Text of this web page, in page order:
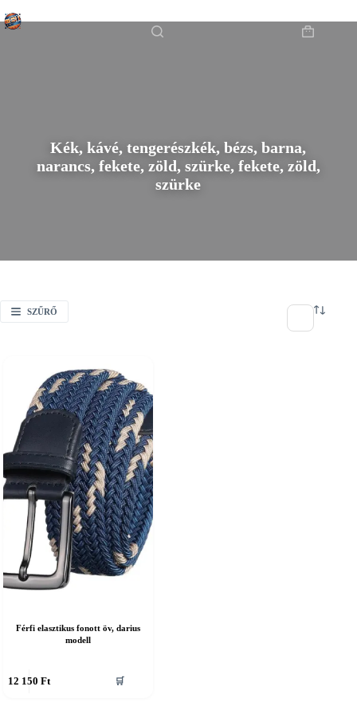
to
Shopping
Főoldal
Kék, kávé, tengerészkék, bézs, barna, narancs, fekete, zöld, szürke,
Kék, kávé, tengerészkék, bézs, barna,
narancs, fekete, zöld, szürke, fekete, zöld,
szürke
SZŰRŐ
Férfi elasztikus fonott öv, darius
modell
12 150 Ft 🛒